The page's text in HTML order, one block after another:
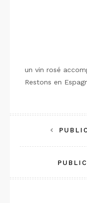
un vin rosé
Restons en
de
l’article